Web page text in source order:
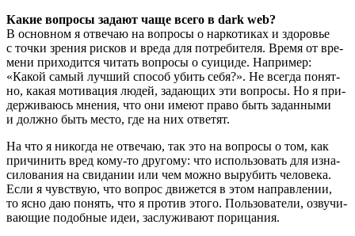
Какие вопро­сы зада­ют чаще все­го в dark web?
В основ­ном я отве­чаю на вопро­сы о нар­ко­ти­ках и здо­ро­вье
с точ­ки зре­ния рис­ков и вре­да для потре­би­те­ля. Вре­мя от вре­
ме­ни при­хо­дит­ся читать вопро­сы о суи­ци­де. Напри­мер:
«Какой самый луч­ший спо­соб убить себя?». Не все­гда понят­
но, какая моти­ва­ция людей, зада­ю­щих эти вопро­сы. Но я при­
дер­жи­ва­юсь мне­ния, что они име­ют пра­во быть задан­ны­ми
и долж­но быть место, где на них ответят.
На что я нико­гда не отве­чаю, так это на вопро­сы о том, как
при­чи­нить вред кому-то дру­го­му: что исполь­зо­вать для изна­
си­ло­ва­ния на сви­да­нии или чем мож­но выру­бить чело­ве­ка.
Если я чув­ствую, что вопрос дви­жет­ся в этом направ­ле­нии,
то ясно даю понять, что я про­тив это­го. Поль­зо­ва­те­ли, озву­чи­
ва­ю­щие подоб­ные идеи, заслу­жи­ва­ют порицания.